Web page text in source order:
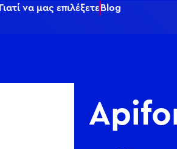
Γιατί να μας επιλέξετε Blog